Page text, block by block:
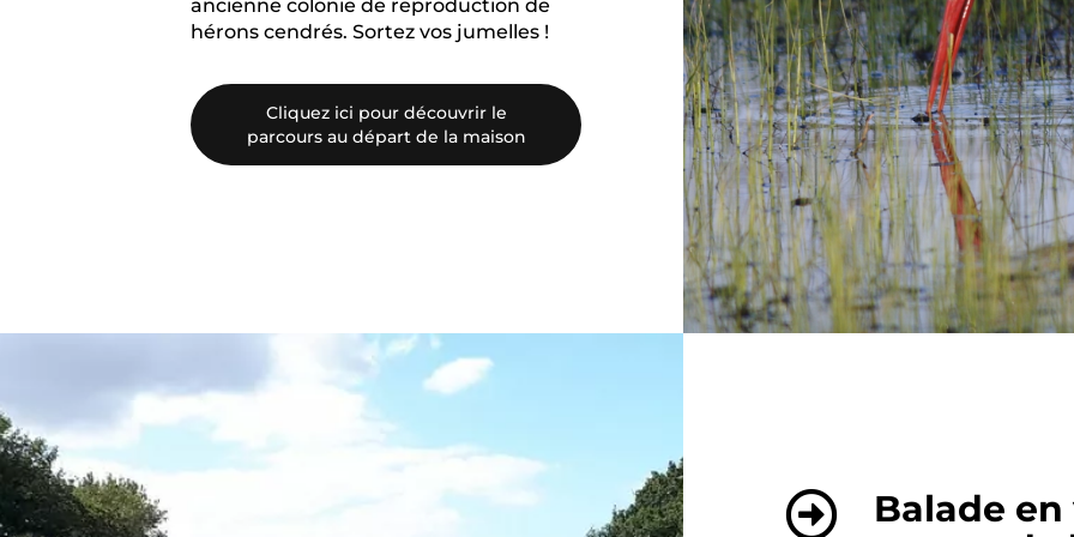
ancienne colonie de reproduction de
hérons cendrés. Sortez vos jumelles !
Cliquez ici pour découvrir le
parcours au départ de la maison
Balade en